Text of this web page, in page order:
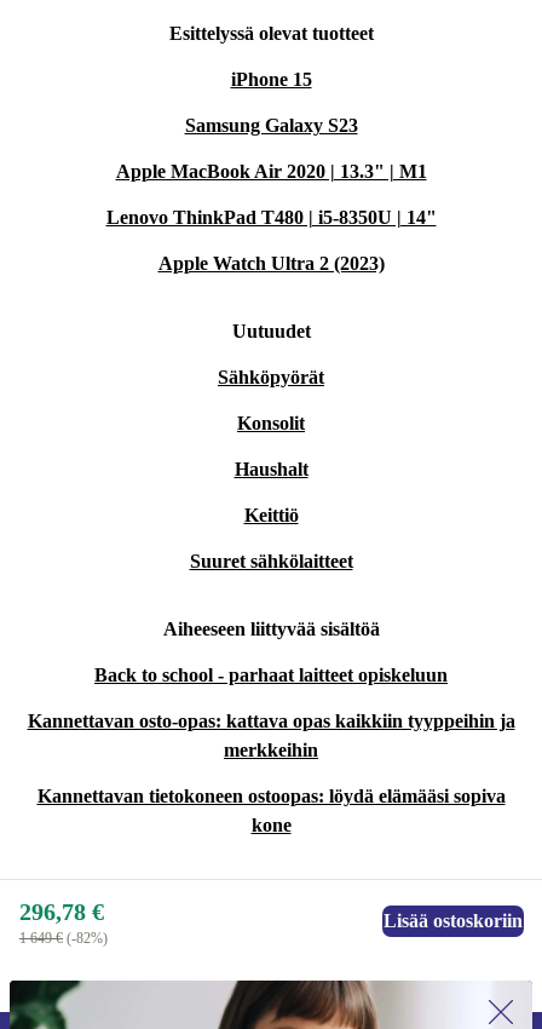
Esittelyssä olevat tuotteet
iPhone 15
Samsung Galaxy S23
Apple MacBook Air 2020 | 13.3" | M1
Lenovo ThinkPad T480 | i5-8350U | 14"
Apple Watch Ultra 2 (2023)
Uutuudet
Sähköpyörät
Konsolit
Haushalt
Keittiö
Suuret sähkölaitteet
Aiheeseen liittyvää sisältöä
Back to school - parhaat laitteet opiskeluun
Kannettavan osto-opas: kattava opas kaikkiin tyyppeihin ja
merkkeihin
Kannettavan tietokoneen ostoopas: löydä elämääsi sopiva
kone
296,78 €
1 649 € (-82%)
Lisää ostoskoriin